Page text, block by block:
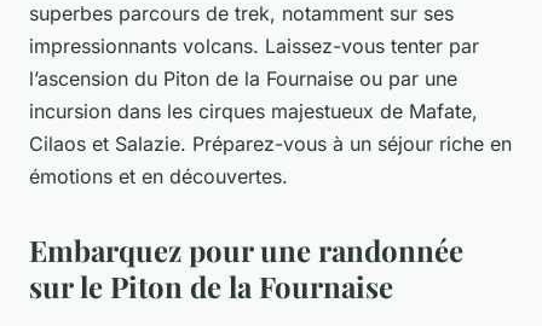
superbes parcours de trek, notamment sur ses
impressionnants volcans. Laissez-vous tenter par
l’ascension du Piton de la Fournaise ou par une
incursion dans les cirques majestueux de Mafate,
Cilaos et Salazie. Préparez-vous à un séjour riche en
émotions et en découvertes.
Embarquez pour une randonnée
sur le Piton de la Fournaise